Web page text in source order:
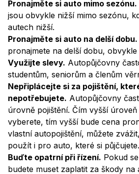
Pronajměte si auto mimo sezónu.
jsou obvykle nižší mimo sezónu,
autech nižší.
Pronajměte si auto na delší dobu.
pronajmete na delší dobu, obvykle
Využijte slevy. Autopůjčovny
studentům, seniorům a členům
Nepřiplácejte si za pojištění,
nepotřebujete. Autopůjčovny
úrovně pojištění. Čím vyšší úroveň
vyberete, tím vyšší bude cena
vlastní autopojištění, můžete
použít i pro auto, které si půjčujete.
Buďte opatrní při řízení. Pokud
budete muset zaplatit za škody na